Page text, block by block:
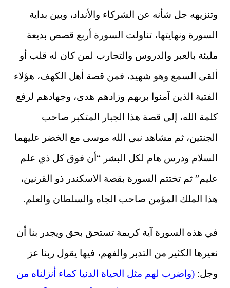
وتنزيهه جل شأنه عن الشركاء والأنداد، وبين بداية
السورة ونهايتها، تناولت السورة أربع قصص بديعة
مليئة بالعبر والدروس والتجارب لمن كان له قلب أو
ألقى السمع وهو شهيد، فمن قصة أهل الكهف، هؤلاء
الفتية الذين آمنوا بربهم وزادهم هدى، وجهادهم لرفع
كلمة الله، إلى قصة هذا الجبار المتكبر صاحب
الجنتين، ثم مشاهد نبي الله موسى مع الخضر عليهما
السلام ودرس هام لكل البشر “أن فوق كل ذي علم
عليم” ثم تختتم السورة بقصة الاسكندر ذو القرنين،
هذا الملك المؤمن صاحب الجاه والسلطان والعلم.
في هذه السورة آية كريمة تستحق بحق ويجدر بنا أن
نعيرها الكثير من التدبر والفهم، فيها يقول ربنا عز
وجل: (واضرب لهم مثل الحياة الدنيا كماء أنزلناه من